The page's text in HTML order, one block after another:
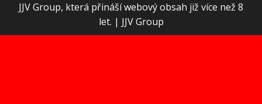
JJV Group, která přináší webový obsah již více než 8
let. | JJV Group